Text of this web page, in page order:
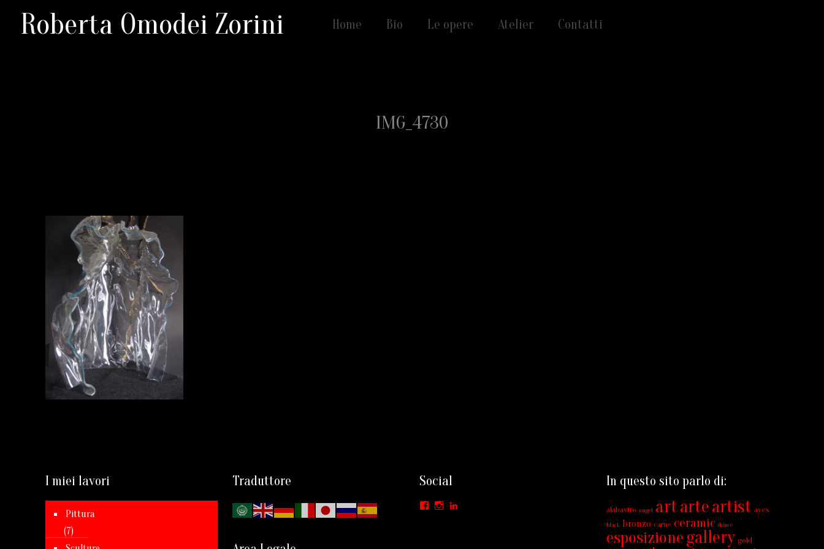
Roberta Omodei Zorini Home Bio Le opere Atelier Contatti
IMG_4730
I miei lavori
Pittura
(7)
Traduttore Social
FacebookInstagram
In questo sito parlo di:
alabastro angel artarteartist ayes
black bronzo carne ceramic dance
esposizione gallery gold